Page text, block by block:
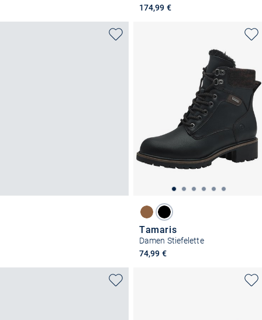
174,99 €
Tamaris
Damen Stiefelette
74,99 €